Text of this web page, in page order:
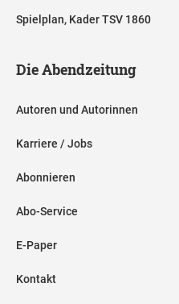
Spielplan, Kader TSV 1860
Die Abendzeitung
Autoren und Autorinnen
Karriere / Jobs
Abonnieren
Abo-Service
E-Paper
Kontakt